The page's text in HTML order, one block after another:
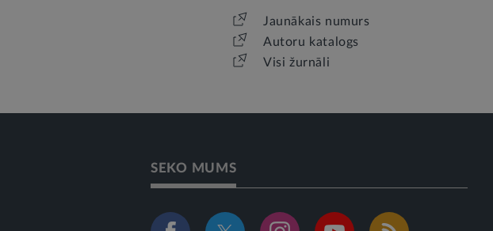
Jaunākais numurs
Autoru katalogs
Visi žurnāli
SEKO MUMS